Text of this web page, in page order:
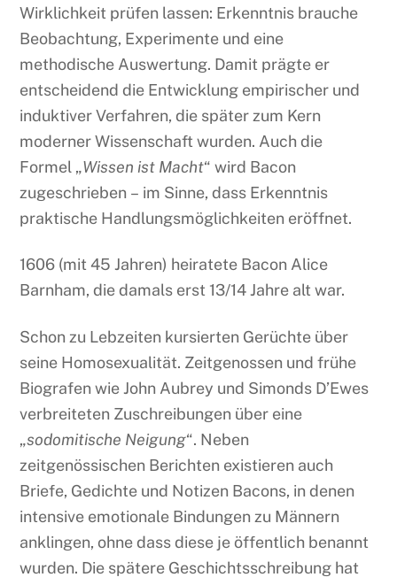
Wirklichkeit prüfen lassen: Erkenntnis brauche
Beobachtung, Experimente und eine
methodische Auswertung. Damit prägte er
entscheidend die Entwicklung empirischer und
induktiver Verfahren, die später zum Kern
moderner Wissenschaft wurden. Auch die
Formel „Wissen ist Macht“ wird Bacon
zugeschrieben – im Sinne, dass Erkenntnis
praktische Handlungsmöglichkeiten eröffnet.
1606 (mit 45 Jahren) heiratete Bacon Alice
Barnham, die damals erst 13/14 Jahre alt war.
Schon zu Lebzeiten kursierten Gerüchte über
seine Homosexualität. Zeitgenossen und frühe
Biografen wie John Aubrey und Simonds D’Ewes
verbreiteten Zuschreibungen über eine
„sodomitische Neigung“. Neben
zeitgenössischen Berichten existieren auch
Briefe, Gedichte und Notizen Bacons, in denen
intensive emotionale Bindungen zu Männern
anklingen, ohne dass diese je öffentlich benannt
wurden. Die spätere Geschichtsschreibung hat